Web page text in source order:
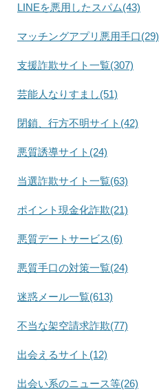
LINEを悪用したスパム(43)
マッチングアプリ悪用手口(29)
支援詐欺サイト一覧(307)
芸能人なりすまし(51)
閉鎖、行方不明サイト(42)
悪質誘導サイト(24)
当選詐欺サイト一覧(63)
ポイント現金化詐欺(21)
悪質デートサービス(6)
悪質手口の対策一覧(24)
迷惑メール一覧(613)
不当な架空請求詐欺(77)
出会えるサイト(12)
出会い系のニュース等(26)